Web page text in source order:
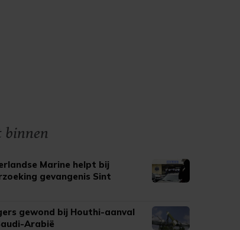
binnen
Marine helpt bij
gevangenis Sint
gewond bij Houthi-aanval
Arabië